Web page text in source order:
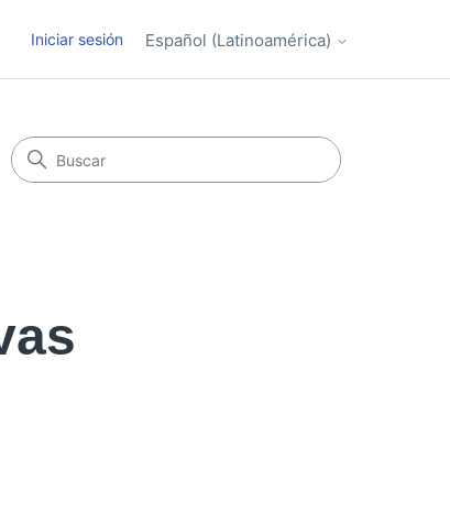
Iniciar sesión Español (Latinoamérica)